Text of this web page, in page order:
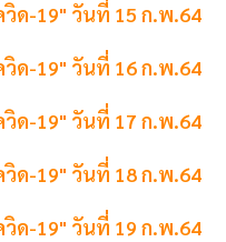
วิด-19" วันที่ 15 ก.พ.64
วิด-19" วันที่ 16 ก.พ.64
วิด-19" วันที่ 17 ก.พ.64
วิด-19" วันที่ 18 ก.พ.64
วิด-19" วันที่ 19 ก.พ.64